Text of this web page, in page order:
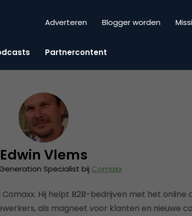
Adverteren Blogger worden
Partnercontent
Edwin Vlems
Specialist bij Comaxx
Hij helpt B2B-bedrijven met het online
als magneet voor klanten en nieuwe